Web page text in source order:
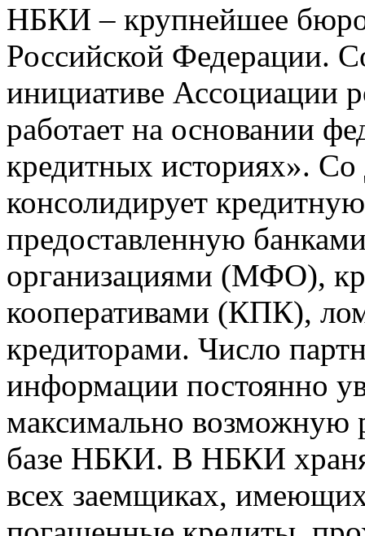
НБКИ – крупнейшее
Российской Федерации.
инициативе Ассоциации
работает на основании
кредитных историях».
консолидирует
предоставленную
организациями (МФО),
кооперативами (КПК),
кредиторами. Число
информации постоянно
максимально возможную
базе НБКИ. В НБКИ
всех заемщиках,